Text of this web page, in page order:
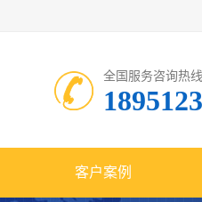
全国服务咨询热
客户案例